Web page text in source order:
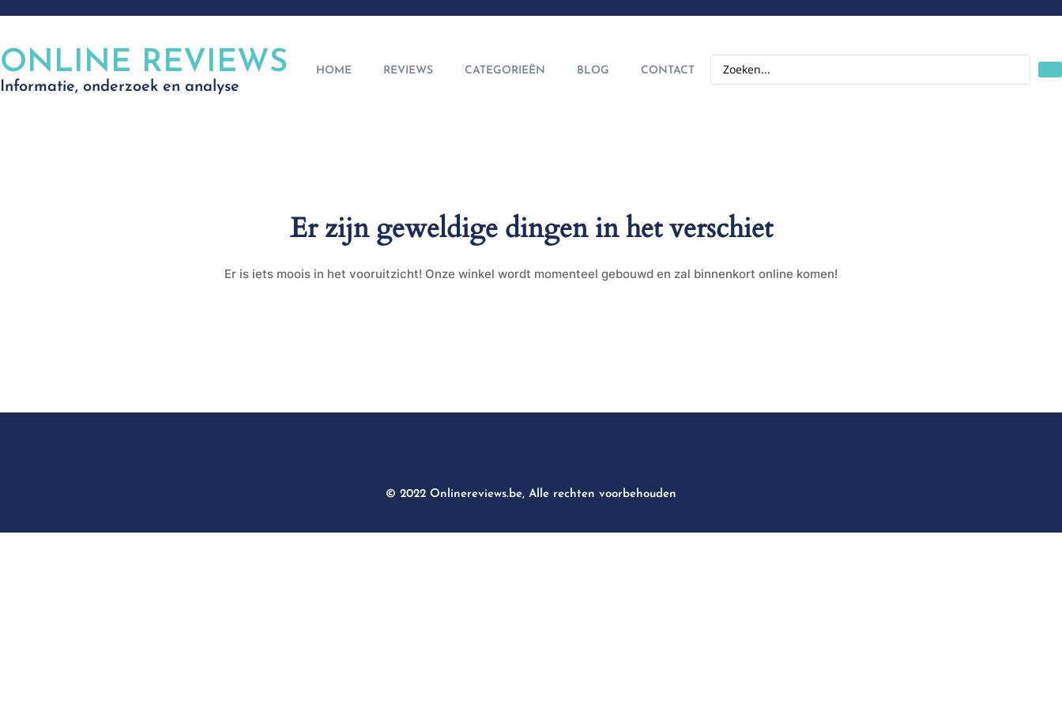
ONLINE REVIEWS
Informatie, onderzoek en analyse
HOME REVIEWS CATEGORIEËN BLOG CONTACT
Er zijn geweldige dingen in het verschiet
Er is iets moois in het vooruitzicht! Onze winkel wordt momenteel gebouwd en zal binnenkort online komen!
© 2022 Onlinereviews.be, Alle rechten voorbehouden